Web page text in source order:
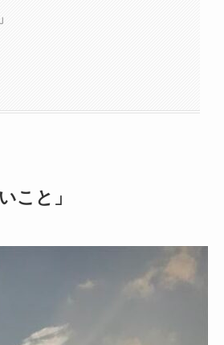
こと」